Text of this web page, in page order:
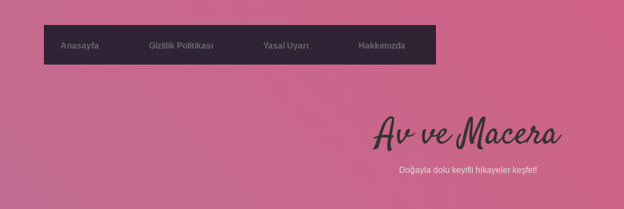
Anasayfa Gizlilik Politikası Yasal Uyarı Hakkımızda
Av ve Macera
Doğayla dolu keyifli hikayeler keşfet!